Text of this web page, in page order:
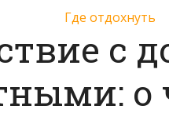
Где отдохнуть
с
о